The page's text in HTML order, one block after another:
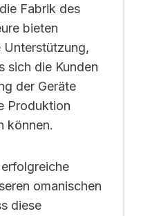
Fabrik des
bieten
Unterstützung,
sich die Kunden
der Geräte
Produktion
können.
omanischen
diese